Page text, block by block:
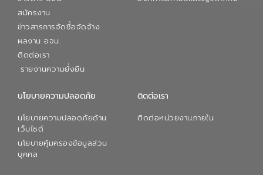
สมัครงาน
ข่าวสารการจัดซื้อจัดจ้าง
ผลงาน อจน.
ติดต่อเรา
รายงานความยั่งยืน
นโยบายความปลอดภัย
นโยบายความปลอดภัยด้าน
เว็บไซต์
นโยบายคุ้มครองข้อมูลส่วน
บุคคล
ติดต่อเรา
ติดต่อหน่วยงานภายใน